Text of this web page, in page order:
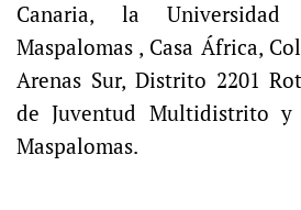
Canaria, la
Maspalomas , Casa África,
Arenas Sur, Distrito 2201
de Juventud Multidistrito y
Maspalomas.